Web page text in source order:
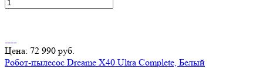
Цена: 72 990 руб.
Робот-пылесос Dreame X40 Ultra Complete, Белый